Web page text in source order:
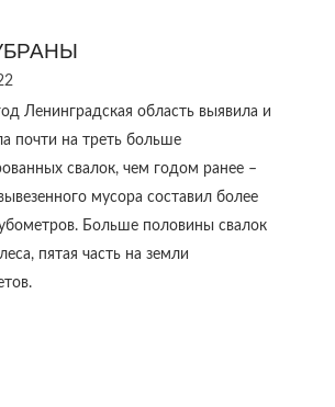
Ленинградская область выявила и
почти на треть больше
свалок, чем годом ранее –
мусора составил более
Больше половины свалок
пятая часть на земли